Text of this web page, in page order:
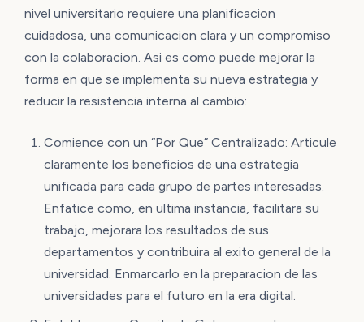
nivel universitario requiere una planificacion
cuidadosa, una comunicacion clara y un compromiso
con la colaboracion. Asi es como puede mejorar la
forma en que se implementa su nueva estrategia y
reducir la resistencia interna al cambio:
Comience con un “Por Que” Centralizado: Articule
claramente los beneficios de una estrategia
unificada para cada grupo de partes interesadas.
Enfatice como, en ultima instancia, facilitara su
trabajo, mejorara los resultados de sus
departamentos y contribuira al exito general de la
universidad. Enmarcarlo en la preparacion de las
universidades para el futuro en la era digital.